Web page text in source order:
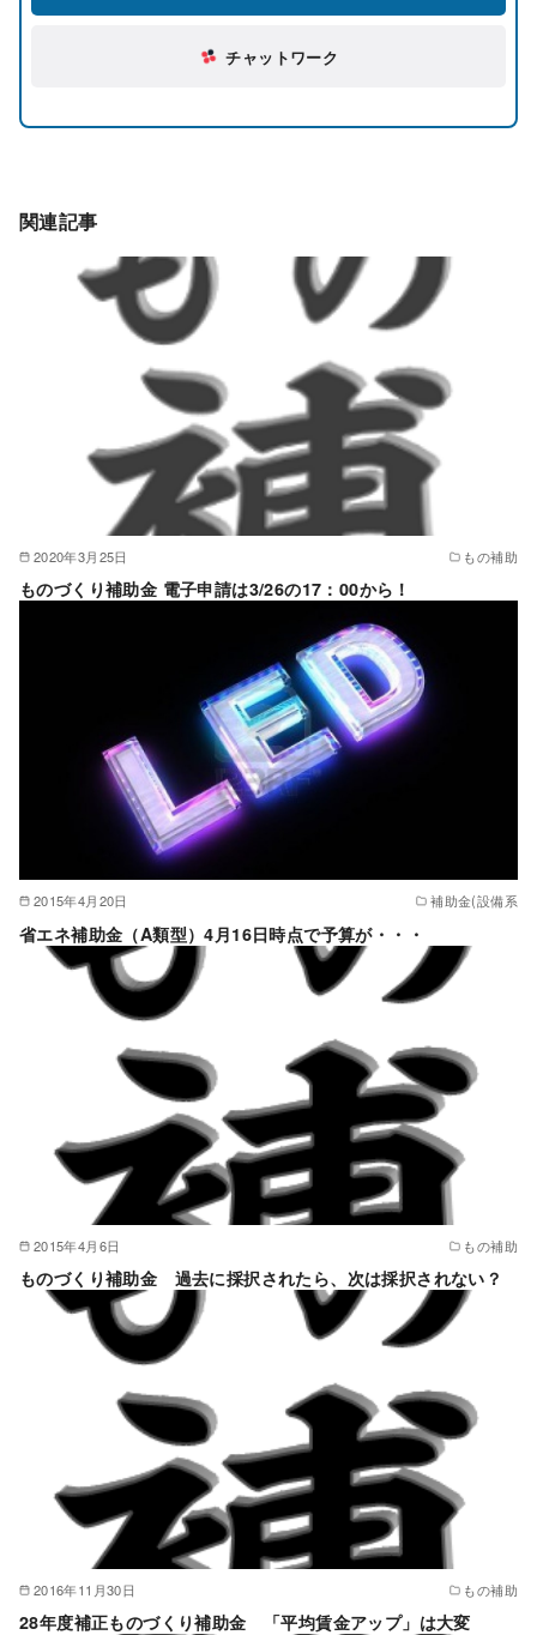
チャットワーク
関連記事
2020年3月25日 もの補助
ものづくり補助金 電子申請は3/26の17：00から！
2015年4月20日 補助金(設備系
省エネ補助金（A類型）4月16日時点で予算が・・・
2015年4月6日 もの補助
ものづくり補助金 過去に採択されたら、次は採択されない？
2016年11月30日 もの補助
28年度補正ものづくり補助金 「平均賃金アップ」は大変